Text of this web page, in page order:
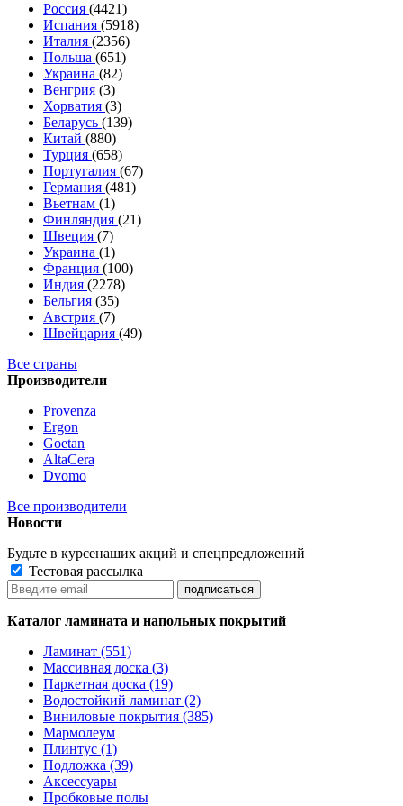
Россия (4421)
Испания (5918)
Италия (2356)
Польша (651)
Украина (82)
Венгрия (3)
Хорватия (3)
Беларусь (139)
Китай (880)
Турция (658)
Португалия (67)
Германия (481)
Вьетнам (1)
Финляндия (21)
Швеция (7)
Украина (1)
Франция (100)
Индия (2278)
Бельгия (35)
Австрия (7)
Швейцария (49)
Все страны
Производители
Provenza
Ergon
Goetan
AltaСera
Dvomo
Все производители
Новости
Будьте в курсенаших акций и спецпредложений
Тестовая рассылка
Каталог ламината и напольных покрытий
Ламинат (551)
Массивная доска (3)
Паркетная доска (19)
Водостойкий ламинат (2)
Виниловые покрытия (385)
Мармолеум
Плинтус (1)
Подложка (39)
Аксессуары
Пробковые полы